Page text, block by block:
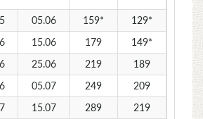
05.06 159* 129*
139*
15.06 179 149*
159*
25.06 219 189
199
05.07 249 209
219
15.07 289 219
239